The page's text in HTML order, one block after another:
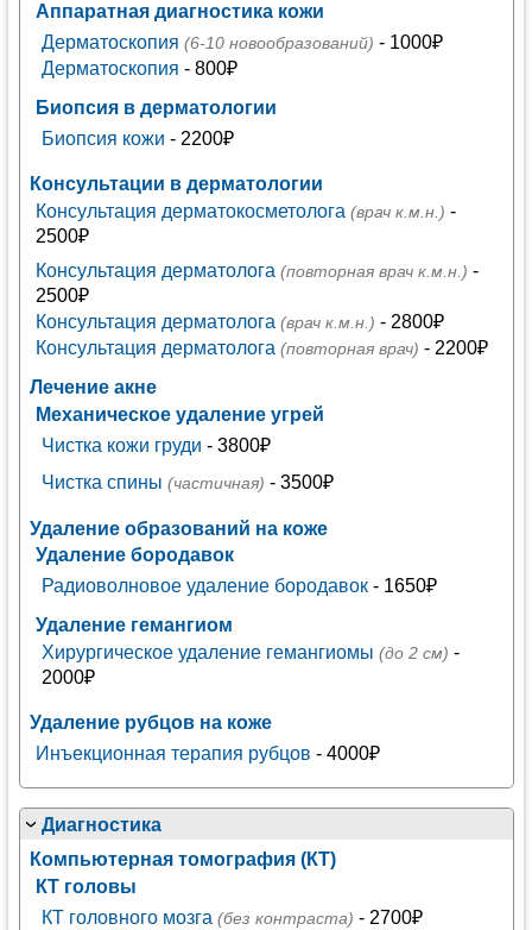
Аппаратная диагностика кожи
Дерматоскопия (6-10 новообразований) - 1000₽
Дерматоскопия - 800₽
Биопсия в дерматологии
Биопсия кожи - 2200₽
Консультации в дерматологии
Консультация дерматокосметолога (врач к.м.н.) -
2500₽
Консультация дерматолога (повторная врач к.м.н.) -
2500₽
Консультация дерматолога (врач к.м.н.) - 2800₽
Консультация дерматолога (повторная врач) - 2200₽
Лечение акне
Механическое удаление угрей
Чистка кожи груди - 3800₽
Чистка спины (частичная) - 3500₽
Удаление образований на коже
Удаление бородавок
Радиоволновое удаление бородавок- 1650₽
Удаление гемангиом
Хирургическое удаление гемангиомы (до 2 см) -
2000₽
Удаление рубцов на коже
Инъекционная терапия рубцов - 4000₽
Диагностика
Компьютерная томография (КТ)
КТ головы
КТ головного мозга (без контраста) - 2700₽